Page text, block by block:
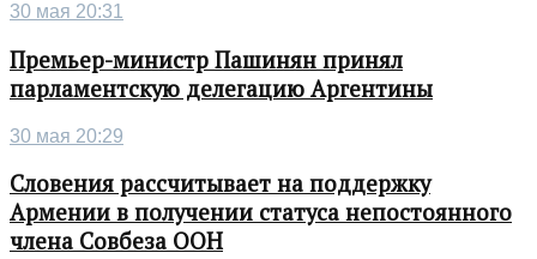
30 мая 20:31
Премьер-министр Пашинян принял
парламентскую делегацию Аргентины
30 мая 20:29
Словения рассчитывает на поддержку
Армении в получении статуса непостоянного
члена Совбеза ООН